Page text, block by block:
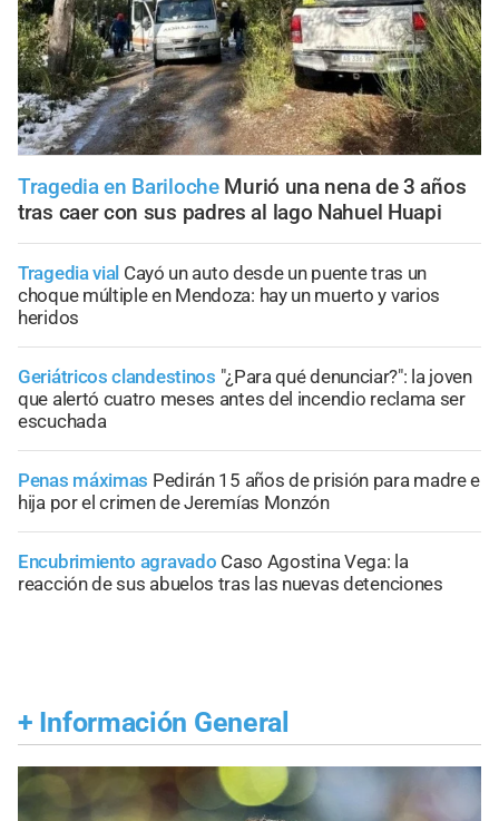
Tragedia en Bariloche Murió una nena de 3 años
tras caer con sus padres al lago Nahuel Huapi
Tragedia vial Cayó un auto desde un puente tras un
choque múltiple en Mendoza: hay un muerto y varios
heridos
Geriátricos clandestinos "¿Para qué denunciar?": la joven
que alertó cuatro meses antes del incendio reclama ser
escuchada
Penas máximas Pedirán 15 años de prisión para madre e
hija por el crimen de Jeremías Monzón
Encubrimiento agravado Caso Agostina Vega: la
reacción de sus abuelos tras las nuevas detenciones
+ Información General